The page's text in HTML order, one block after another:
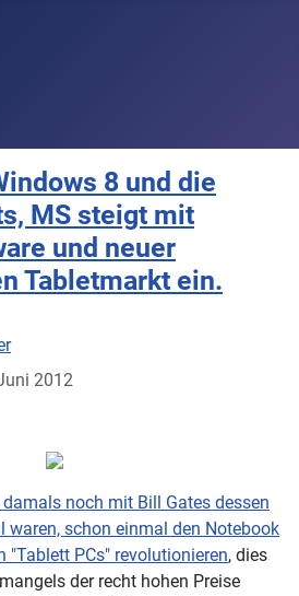
8 und die
MS steigt mit
und neuer
Tabletmarkt ein.
2012
noch mit Bill Gates dessen
waren, schon einmal den Notebook
"Tablett PCs" revolutionieren, dies
der recht hohen Preise